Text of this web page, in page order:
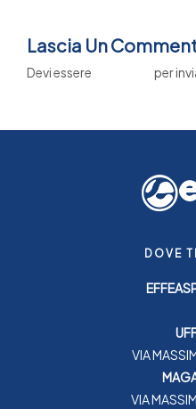
Lascia Un
Devi essere per
DOVE
VIA
VIA